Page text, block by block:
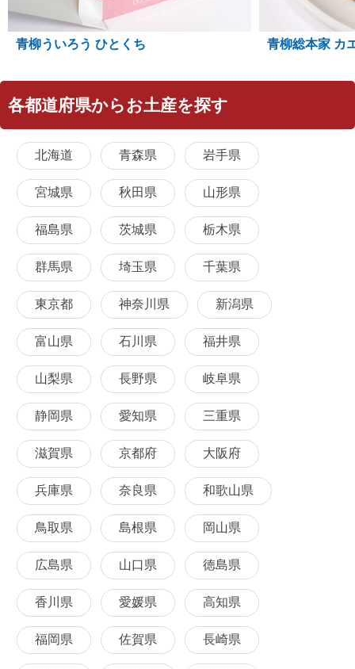
青柳ういろう ひとくち 青柳総本家 カ
各都道府県からお土産を探す
北海道 青森県 岩手県
宮城県 秋田県 山形県
福島県 茨城県 栃木県
群馬県 埼玉県 千葉県
東京都 神奈川県 新潟県
富山県 石川県 福井県
山梨県 長野県 岐阜県
静岡県 愛知県 三重県
滋賀県 京都府 大阪府
兵庫県 奈良県 和歌山県
鳥取県 島根県 岡山県
広島県 山口県 徳島県
香川県 愛媛県 高知県
福岡県 佐賀県 長崎県